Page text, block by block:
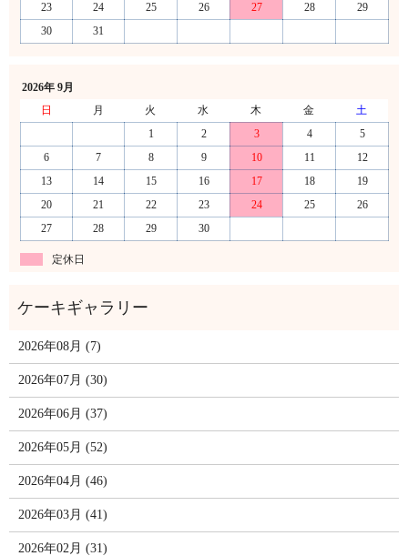
23
24 25 26 27 28
29
30
31
2026年 9月
日
月 火 水 木 金
土
1
2 3 4
5
6
7 8 9 10 11
12
13
14 15 16 17 18
19
20
21 22 23 24 25
26
27
28 29 30
定休日
2026年08月 (7)
2026年07月 (30)
2026年06月 (37)
2026年05月 (52)
2026年04月 (46)
2026年03月 (41)
2026年02月 (31)